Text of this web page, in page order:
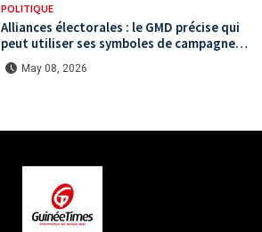
POLITIQUE
Alliances électorales : le GMD précise qui
peut utiliser ses symboles de campagne
avant le scrutin du 31 mai
May 08, 2026